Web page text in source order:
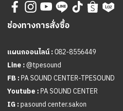
ช่องทางการสั่งซื้อ
แผนกออนไลน์ :082-8556449
Line :@tpesound
FB :PA SOUND CENTER-TPESOUND
Youtube :PA SOUND CENTER
IG :pasound center.sakon